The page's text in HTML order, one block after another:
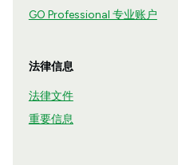
GO Professional 专业账户
法律信息
法律文件
重要信息